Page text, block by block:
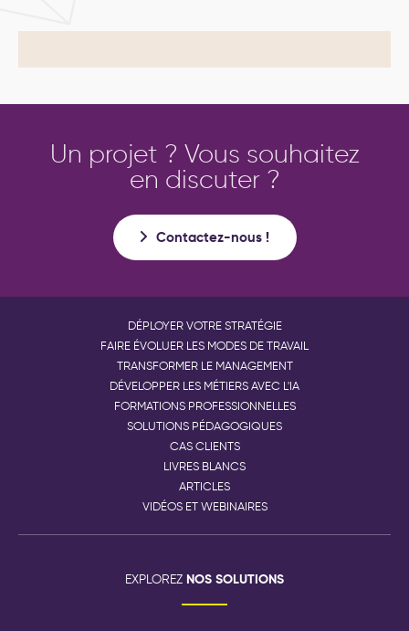
Un projet ? Vous souhaitez
en discuter ?
Contactez-nous !
DÉPLOYER VOTRE STRATÉGIE
FAIRE ÉVOLUER LES MODES DE TRAVAIL
TRANSFORMER LE MANAGEMENT
DÉVELOPPER LES MÉTIERS AVEC L'IA
FORMATIONS PROFESSIONNELLES
SOLUTIONS PÉDAGOGIQUES
CAS CLIENTS
LIVRES BLANCS
ARTICLES
VIDÉOS ET WEBINAIRES
EXPLOREZ NOS SOLUTIONS